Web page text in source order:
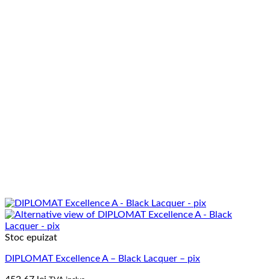
Stoc epuizat
DIPLOMAT Excellence A – Black Lacquer – pix